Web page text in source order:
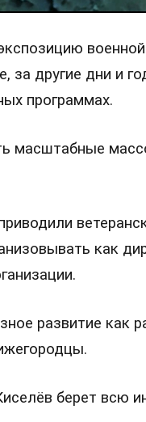
за другие дни и
программах.
масштабные
как
развитие как
берет всю